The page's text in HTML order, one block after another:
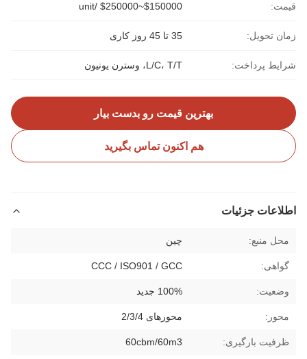
قیمت: $150000~$250000 /unit
زمان تحویل: 35 تا 45 روز کاری
شرایط پرداخت: L/C، T/T، وسترن یونیون
بهترین قیمت رو بدست بیار
هم اکنون تماس بگیرید
اطلاعات جزئیات
محل منبع: چین
گواهی: CCC / ISO901 / GCC
وضعیت: 100% جدید
محور: محورهای 2/3/4
ظرفیت بارگیری: 60cbm/60m3